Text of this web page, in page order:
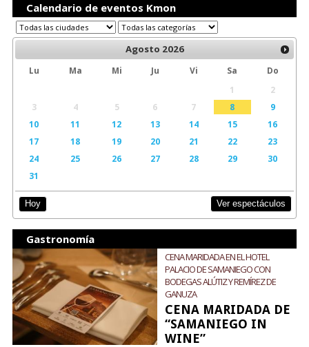
Calendario de eventos Kmon
Agosto 2026
Lu Ma Mi Ju Vi Sa
Do
1
2
3
4 5 6 7 8
9
10
11 12 13 14 15
16
17
18 19 20 21 22
23
24
25 26 27 28 29
30
31
Hoy Ver espectáculos
Gastronomía
CENA MARIDADA EN EL HOTEL
PALACIO DE SAMANIEGO CON
BODEGAS ALÚTIZ Y REMÍREZ DE
GANUZA
CENA MARIDADA DE
“SAMANIEGO IN
WINE”